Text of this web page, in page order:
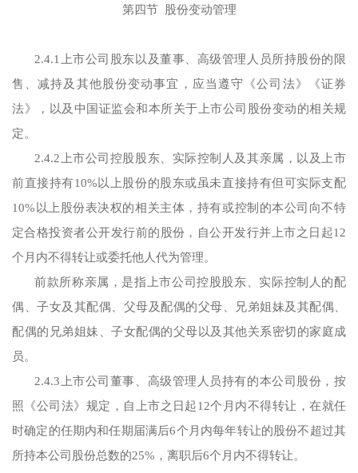
第四节 股份变动管理
2.4.1上市公司股东以及董事、高级管理人员所持股份的限
售、减持及其他股份变动事宜，应当遵守《公司法》《证券
法》，以及中国证监会和本所关于上市公司股份变动的相关规
定。
2.4.2上市公司控股股东、实际控制人及其亲属，以及上市
前直接持有10%以上股份的股东或虽未直接持有但可实际支配
10%以上股份表决权的相关主体，持有或控制的本公司向不特
定合格投资者公开发行前的股份，自公开发行并上市之日起12
个月内不得转让或委托他人代为管理。
前款所称亲属，是指上市公司控股股东、实际控制人的配
偶、子女及其配偶、父母及配偶的父母、兄弟姐妹及其配偶、
配偶的兄弟姐妹、子女配偶的父母以及其他关系密切的家庭成
员。
2.4.3上市公司董事、高级管理人员持有的本公司股份，按
照《公司法》规定，自上市之日起12个月内不得转让，在就任
时确定的任期内和任期届满后6个月内每年转让的股份不超过其
所持本公司股份总数的25%，离职后6个月内不得转让。